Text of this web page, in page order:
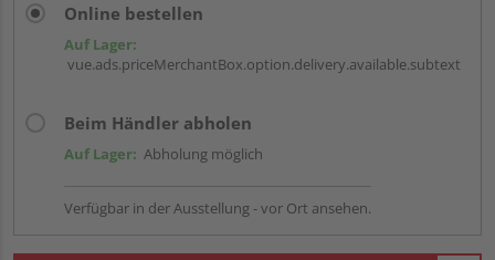
Online bestellen
Auf Lager:
vue.ads.priceMerchantBox.option.delivery.available.subtext
Beim Händler abholen
Auf Lager: Abholung möglich
Verfügbar in der Ausstellung - vor Ort ansehen.